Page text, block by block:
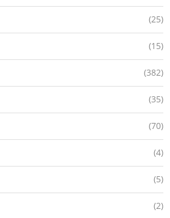
(25)
(15)
(382)
(35)
(70)
(4)
(5)
(2)